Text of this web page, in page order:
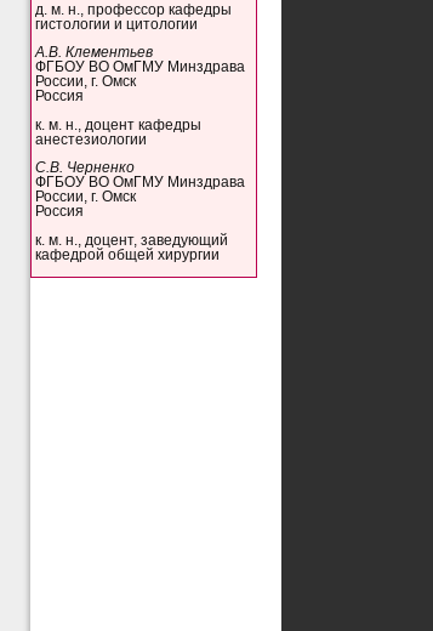
д. м. н., профессор кафедры
гистологии и цитологии
А.В. Клементьев
ФГБОУ ВО ОмГМУ Минздрава
России, г. Омск
Россия
к. м. н., доцент кафедры
анестезиологии
С.В. Черненко
ФГБОУ ВО ОмГМУ Минздрава
России, г. Омск
Россия
к. м. н., доцент, заведующий
кафедрой общей хирургии